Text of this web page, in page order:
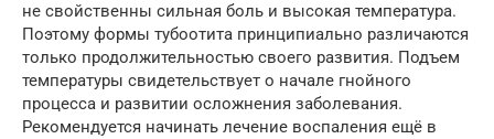
не свойственны сильная боль и высокая температура.
Поэтому формы тубоотита принципиально различаются
только продолжительностью своего развития. Подъем
температуры свидетельствует о начале гнойного
процесса и развитии осложнения заболевания.
Рекомендуется начинать лечение воспаления ещё в